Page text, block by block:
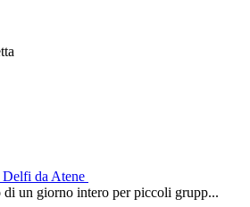
da Atene
un giorno intero per piccoli grupp...